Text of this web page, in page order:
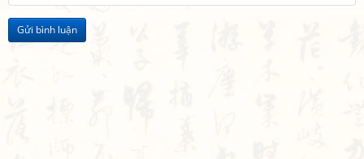
Gửi bình luận